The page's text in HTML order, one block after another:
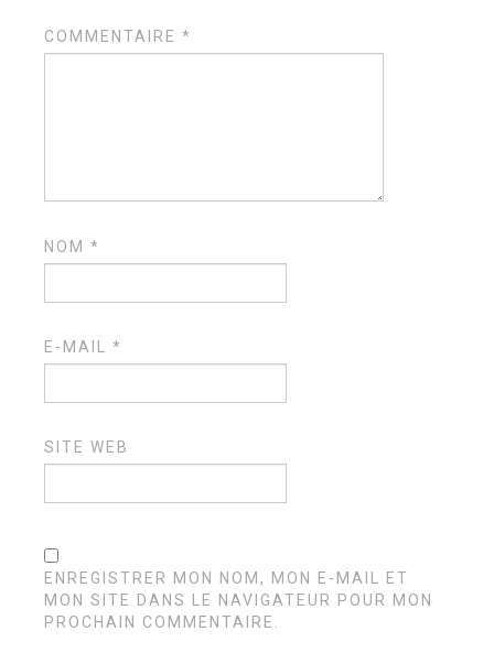
COMMENTAIRE*
NOM*
E-MAIL*
SITE WEB
ENREGISTRER MON NOM, MON E-MAIL ET
MON SITE DANS LE NAVIGATEUR POUR MON
PROCHAIN COMMENTAIRE.